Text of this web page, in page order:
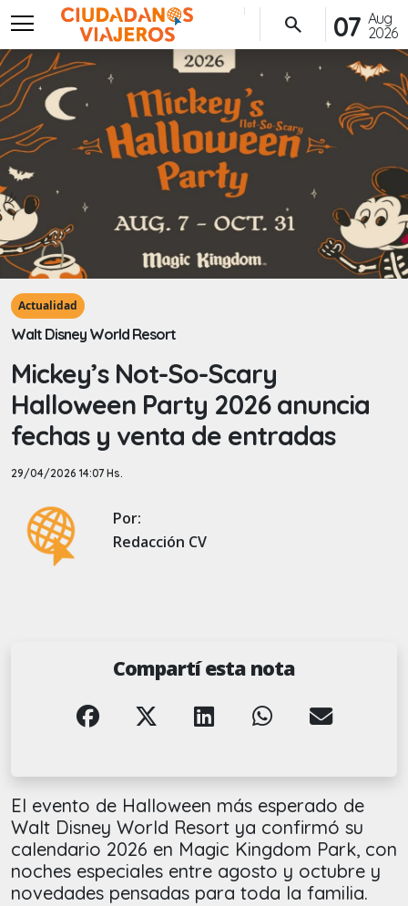
menu
Aug
2026
07
search
Actualidad
Walt Disney World Resort
Mickey’s Not-So-Scary
Halloween Party 2026 anuncia
fechas y venta de entradas
29/04/2026 14:07 Hs.
Por:
Redacción CV
Compartí esta nota
El evento de Halloween más esperado de
Walt Disney World Resort ya confirmó su
calendario 2026 en Magic Kingdom Park, con
noches especiales entre agosto y octubre y
novedades pensadas para toda la familia.